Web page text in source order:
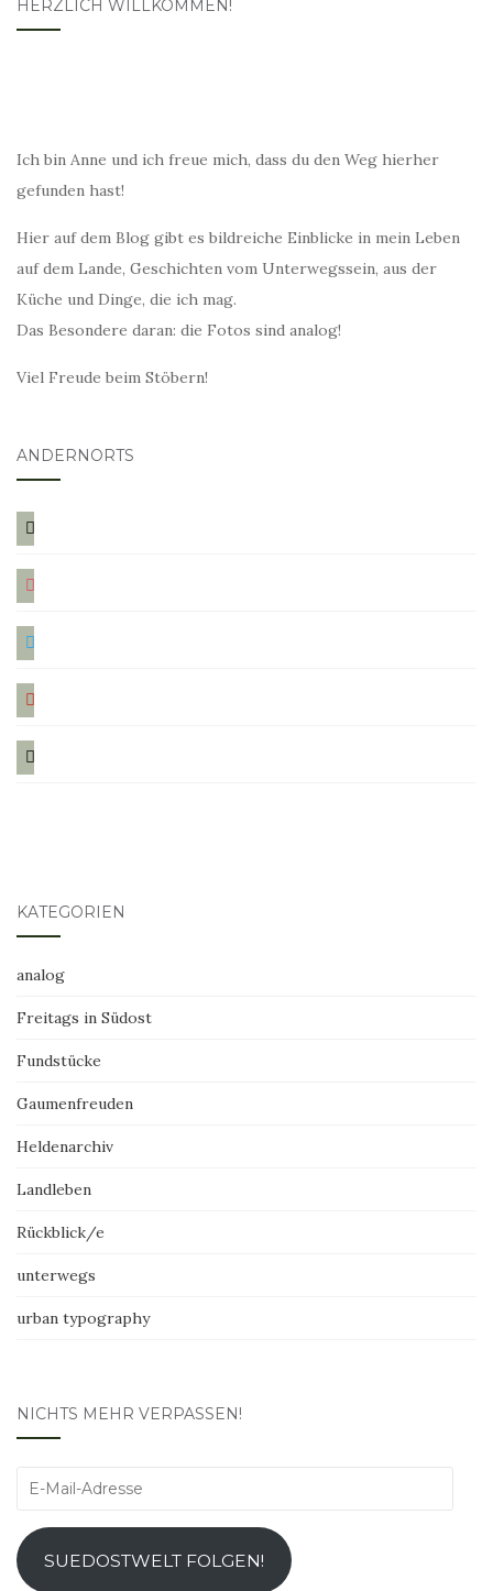
HERZLICH WILLKOMMEN!
Ich bin Anne und ich freue mich, dass du den Weg hierher
gefunden hast!
Hier auf dem Blog gibt es bildreiche Einblicke in mein Leben
auf dem Lande, Geschichten vom Unterwegssein, aus der
Küche und Dinge, die ich mag.
Das Besondere daran: die Fotos sind analog!
Viel Freude beim Stöbern!
ANDERNORTS
bloglovin
instagram
twitter
pinterest
mail
KATEGORIEN
analog
Freitags in Südost
Fundstücke
Gaumenfreuden
Heldenarchiv
Landleben
Rückblick/e
unterwegs
urban typography
NICHTS MEHR VERPASSEN!
E-
Adresse
SUEDOSTWELT FOLGEN!